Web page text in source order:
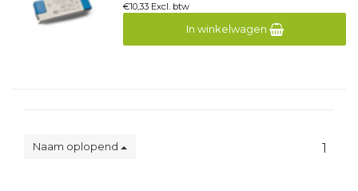
€10,33 Excl. btw
In winkelwagen
Naam oplopend 1